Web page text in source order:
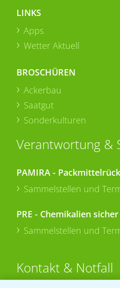
LINKS
Apps
Wetter Aktuell
BROSCHÜREN
Ackerbau
Saatgut
Sonderkulturen
Verantwortung &
PAMIRA -
Sammelstellen und
PRE - Chemikalien
Sammelstellen und
Kontakt & Notfall